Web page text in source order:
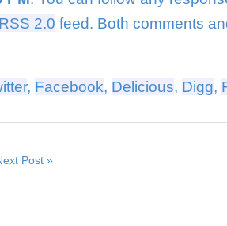
丸
去
RSS 2.0 feed. Both comments
, Facebook, Delicious, Digg,
Post »